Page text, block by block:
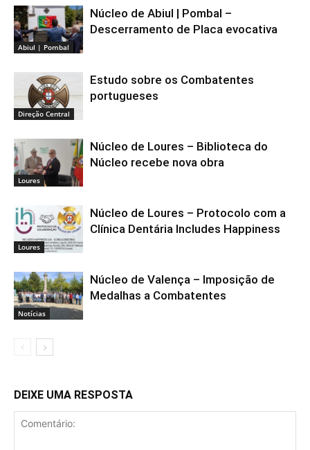
Abiul | Pombal
Núcleo de Abiul | Pombal –
Descerramento de Placa evocativa
Direção Central
Estudo sobre os Combatentes
portugueses
Loures
Núcleo de Loures – Biblioteca do
Núcleo recebe nova obra
Loures
Núcleo de Loures – Protocolo com a
Clínica Dentária Includes Happiness
Notícias
Núcleo de Valença – Imposição de
Medalhas a Combatentes
DEIXE UMA RESPOSTA